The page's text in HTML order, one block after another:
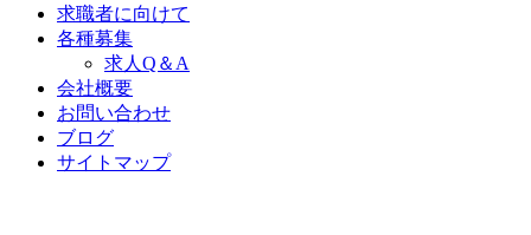
求職者に向けて
各種募集
求人Q＆A
会社概要
お問い合わせ
ブログ
サイトマップ